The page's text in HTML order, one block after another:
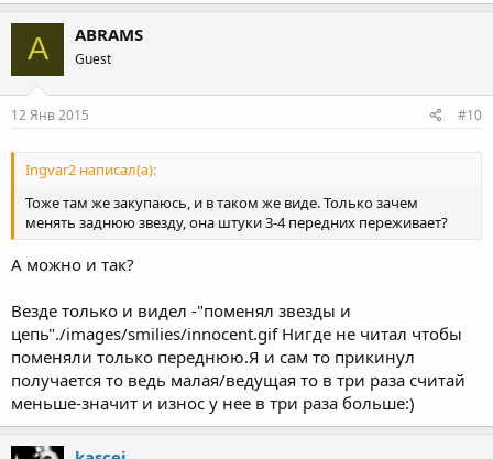
A ABRAMS
Guest
12 Янв 2015 #10
Ingvar2 написал(а):
Тоже там же закупаюсь, и в таком же виде. Только зачем
менять заднюю звезду, она штуки 3-4 передних переживает?
А можно и так?
Везде только и видел -"поменял звезды и
цепь"./images/smilies/innocent.gif Нигде не читал чтобы
поменяли только переднюю.Я и сам то прикинул
получается то ведь малая/ведущая то в три раза считай
меньше-значит и износ у нее в три раза больше:)